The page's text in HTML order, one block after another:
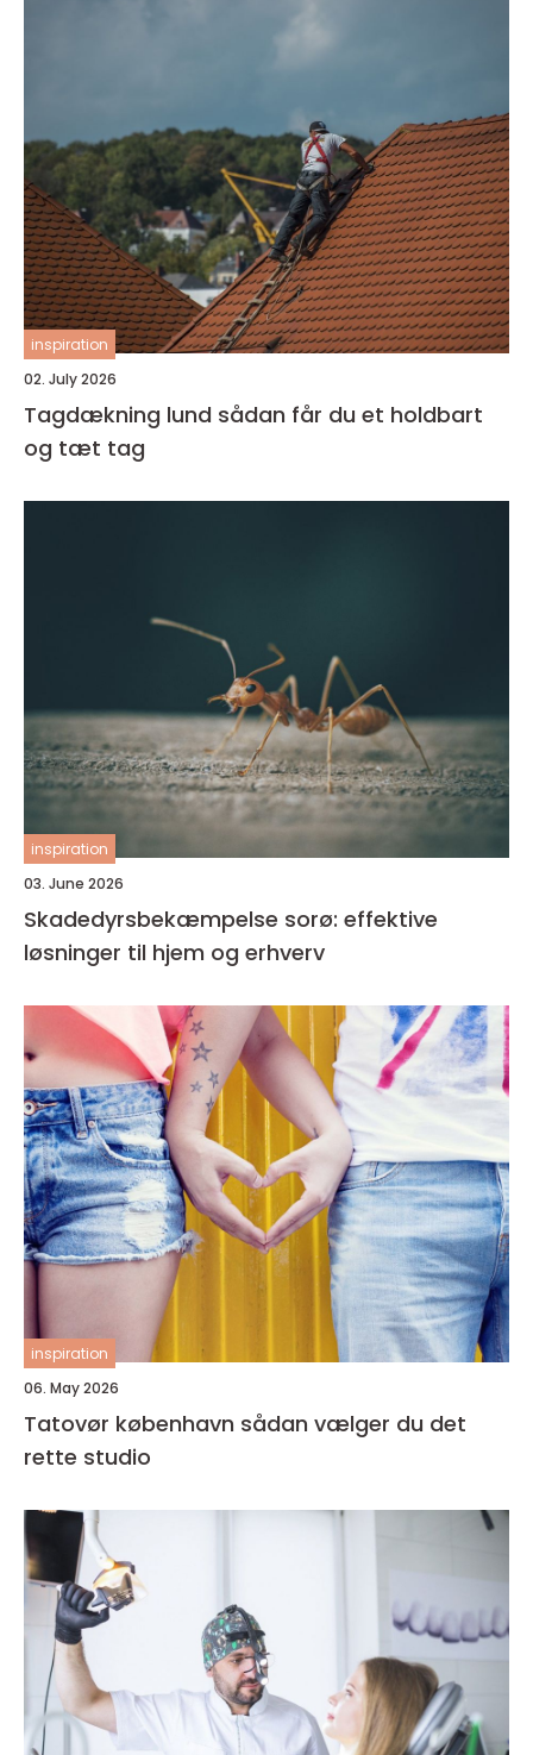
inspiration
02. July 2026
Tagdækning lund sådan får du et holdbart
og tæt tag
inspiration
03. June 2026
Skadedyrsbekæmpelse sorø: effektive
løsninger til hjem og erhverv
inspiration
06. May 2026
Tatovør københavn sådan vælger du det
rette studio